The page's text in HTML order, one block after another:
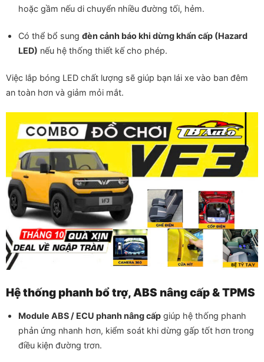
hoặc gầm nếu di chuyển nhiều đường tối, hẻm.
Có thể bổ sung đèn cảnh báo khi dừng khẩn cấp (Hazard
LED) nếu hệ thống thiết kế cho phép.
Việc lắp bóng LED chất lượng sẽ giúp bạn lái xe vào ban đêm
an toàn hơn và giảm mỏi mắt.
Hệ thống phanh bổ trợ, ABS nâng cấp & TPMS
Module ABS / ECU phanh nâng cấpgiúp hệ thống phanh
phản ứng nhanh hơn, kiểm soát khi dừng gấp tốt hơn trong
điều kiện đường trơn.